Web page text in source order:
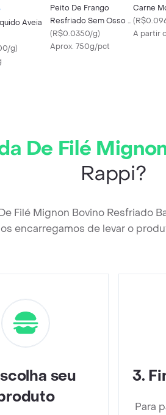
Aveia
g)
Peito De Frango
Resfriado Sem Osso E
S/ Pele Tradicional
Bandeja
(R$0.0350/g)
Aprox. 750g/pct
Carne
(
A partir
De Filé
Rappi?
Filé Mignon Bovino Resfriado
encarregamos de levar o
seu
3.
Para